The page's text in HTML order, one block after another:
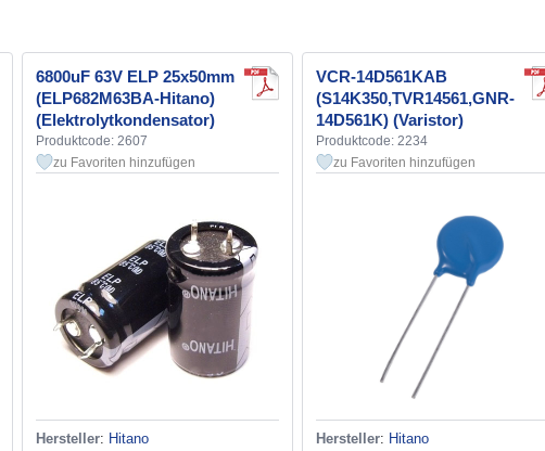
6800uF 63V ELP 25x50mm
(ELP682M63BA-Hitano)
(Elektrolytkondensator)
Produktcode: 2607
zu Favoriten hinzufügen
Hersteller: Hitano
VCR-14D561KAB
(S14K350,TVR14561,GNR-
14D561K) (Varistor)
Produktcode: 2234
zu Favoriten hinzufügen
Hersteller: Hitano